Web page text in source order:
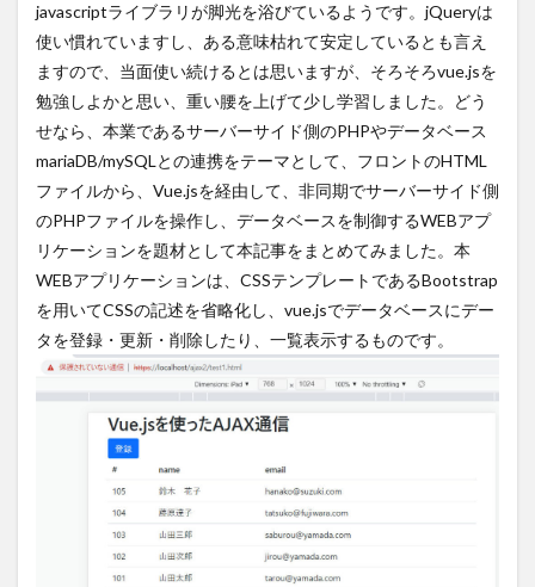
表示
2.1
デー
タベ
ース
2.2
表示
の
HTML
ファ
イル
2.3
覧表示の
javascript
ファイル
javascriptライブラリが脚光を浴びているようです。jQueryは
使い慣れていますし、ある意味枯れて安定しているとも言え
ますので、当面使い続けるとは思いますが、そろそろvue.jsを
勉強しよかと思い、重い腰を上げて少し学習しました。どう
せなら、本業であるサーバーサイド側のPHPやデータベース
mariaDB/mySQLとの連携をテーマとして、フロントのHTML
ファイルから、Vue.jsを経由して、非同期でサーバーサイド側
のPHPファイルを操作し、データベースを制御するWEBアプ
リケーションを題材として本記事をまとめてみました。本
WEBアプリケーションは、CSSテンプレートであるBootstrap
を用いてCSSの記述を省略化し、vue.jsでデータベースにデー
タを登録・更新・削除したり、一覧表示するものです。